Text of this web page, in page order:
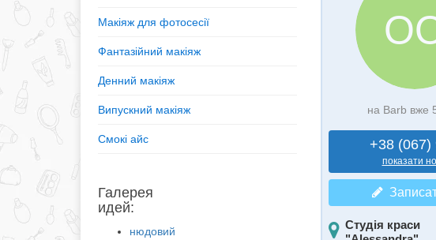
Макіяж для фотосесії
Фантазійний макіяж
Денний макіяж
Випускний макіяж
Смокі айс
Галерея
идей:
нюдовий
на Barb вже
+38 (067)
показати
Студія краси